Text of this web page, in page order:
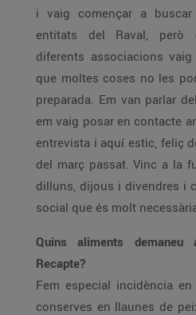
i vaig començar a
entitats del Raval, però
diferents associacions
que moltes coses no les
preparada. Em van parlar
em vaig posar en contacte
entrevista i aquí estic, feliç
del març passat. Vinc a la
dilluns, dijous i divendres i
social que és molt
Quins aliments
Recapte?
Fem especial incidència
conserves en llaunes de